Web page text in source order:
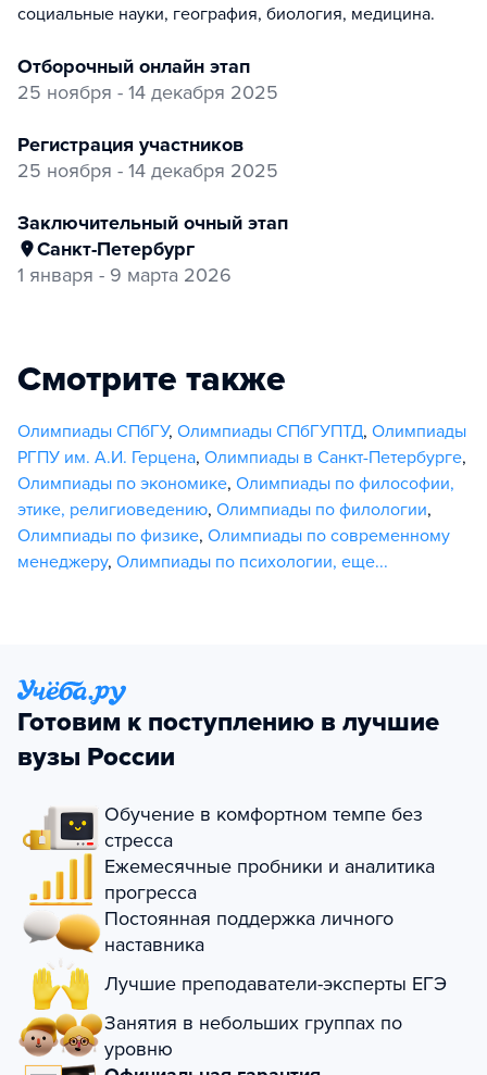
социальные науки, география, биология, медицина.
отборочный онлайн этап
25 ноября - 14 декабря 2025
регистрация участников
25 ноября - 14 декабря 2025
заключительный очный этап
Санкт-Петербург
1 января - 9 марта 2026
Смотрите также
Олимпиады СПбГУ, Олимпиады СПбГУПТД, Олимпиады
РГПУ им. А.И. Герцена, Олимпиады в Санкт-Петербурге,
Олимпиады по экономике, Олимпиады по философии,
этике, религиоведению, Олимпиады по филологии,
Олимпиады по физике, Олимпиады по современному
менеджеру, Олимпиады по психологии, еще...
Готовим к поступлению в лучшие
вузы России
Обучение в комфортном темпе без
стресса
Ежемесячные пробники и аналитика
прогресса
Постоянная поддержка личного
наставника
Лучшие преподаватели-эксперты ЕГЭ
Занятия в небольших группах по
уровню